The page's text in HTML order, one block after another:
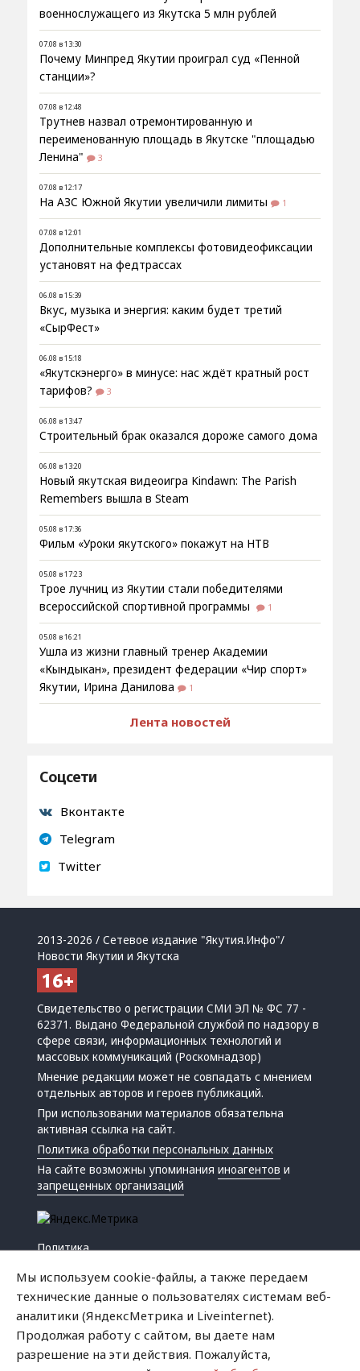
военнослужащего из Якутска 5 млн рублей
07.08 в 13:30
Почему Минпред Якутии проиграл суд «Пенной
станции»?
07.08 в 12:48
Трутнев назвал отремонтированную и
переименованную площадь в Якутске "площадью
Ленина"
3
07.08 в 12:17
На АЗС Южной Якутии увеличили лимиты 1
07.08 в 12:01
Дополнительные комплексы фотовидеофиксации
установят на федтрассах
06.08 в 15:39
Вкус, музыка и энергия: каким будет третий
«СырФест»
06.08 в 15:18
«Якутскэнерго» в минусе: нас ждёт кратный рост
тарифов?
3
06.08 в 13:47
Строительный брак оказался дороже самого дома
06.08 в 13:20
Новый якутская видеоигра Kindawn: The Parish
Remembers вышла в Steam
05.08 в 17:36
Фильм «Уроки якутского» покажут на НТВ
05.08 в 17:23
Трое лучниц из Якутии стали победителями
всероссийской спортивной программы
1
05.08 в 16:21
Ушла из жизни главный тренер Академии
«Кындыкан», президент федерации «Чир спорт»
Якутии, Ирина Данилова
1
Лента новостей
Соцсети
Вконтакте
Telegram
Twitter
2013-2026 / Сетевое издание "Якутия.Инфо"/
Новости Якутии и Якутска
Свидетельство о регистрации СМИ ЭЛ № ФС 77 -
62371. Выдано Федеральной службой по надзору в
сфере связи, информационных технологий и
массовых коммуникаций (Роскомнадзор)
Мнение редакции может не совпадать с мнением
отдельных авторов и героев публикаций.
При использовании материалов обязательна
активная ссылка на сайт.
Политика обработки персональных данных
На сайте возможны упоминанияиноагентов и
запрещенных организаций
Политика
Мы используем cookie-файлы, а также передаем
технические данные о пользователях системам веб-
аналитики (ЯндексМетрика и Liveinternet).
Продолжая работу с сайтом, вы даете нам
разрешение на эти действия. Пожалуйста,